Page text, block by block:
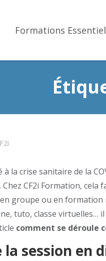
Formations
la crise sanitaire de la
CF2i Formation, cela
groupe ou en formation
tuto, classe virtuelles…
comment se déroule
session en